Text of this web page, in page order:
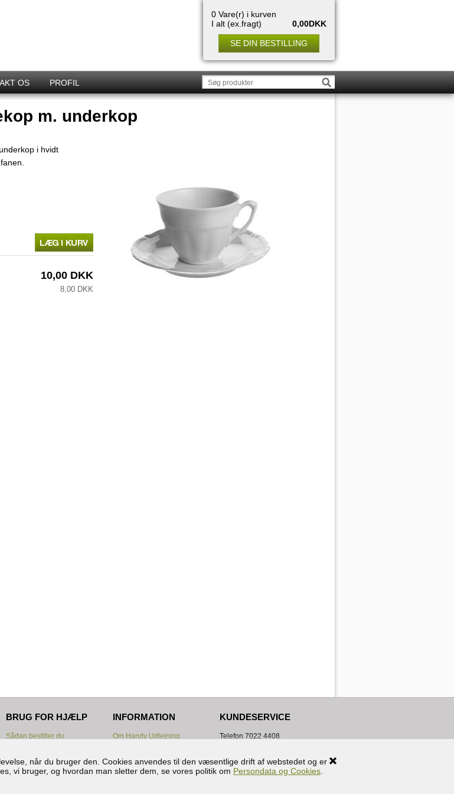
når du bruger den. Cookies anvendes til den væsentlige drift af webstedet og er
vi bruger, og hvordan man sletter dem, se vores politik om Persondata og Cookies
0 Vare(r) i kurven
I alt (ex.fragt)
0,00DKK
SE DIN BESTILLING
OS PROFIL
m. underkop
i hvidt
10,00 DKK
8,00 DKK
BRUG FOR HJÆLP
Sådan bestiller du
Levering/Afhentning
Nyttige info.
INFORMATION
Om Handy Udlejning
Cookies og persondata
KUNDESERVICE
Telefon 7022 4408
Lukket
info@handyudlejning.dk